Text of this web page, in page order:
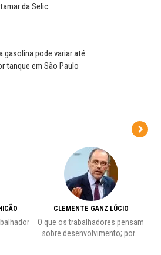
da Selic
gasolina pode variar até
tanque em São Paulo
CLEMENTE GANZ LÚCIO
O que os trabalhadores pensam
sobre desenvolvimento; por...